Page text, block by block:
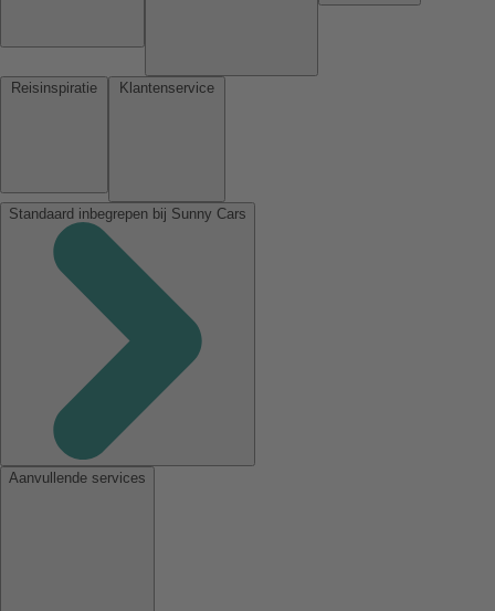
Standaard inbegrepen bij Sunny Cars
Aanvullende services